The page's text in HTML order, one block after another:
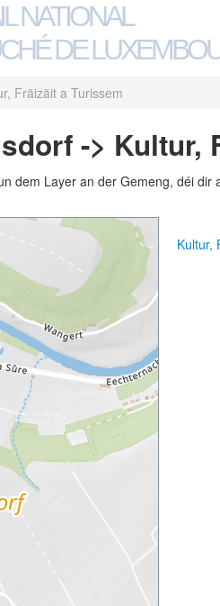
NATIONAL
DE
Fräizäit a Turissem
-> Kultur,
dem Layer an der Gemeng, déi
Kultur,